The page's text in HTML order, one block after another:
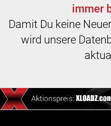
immer
Damit Du keine
wird unsere